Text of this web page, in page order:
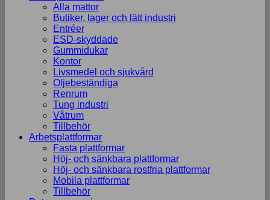
Alla mattor
Butiker, lager och lätt industri
Entréer
ESD-skyddade
Gummidukar
Kontor
Livsmedel och sjukvård
Oljebeständiga
Renrum
Tung industri
Våtrum
Tillbehör
Arbetsplattformar
Fasta plattformar
Höj- och sänkbara plattformar
Höj- och sänkbara rostfria plattformar
Mobila plattformar
Tillbehör